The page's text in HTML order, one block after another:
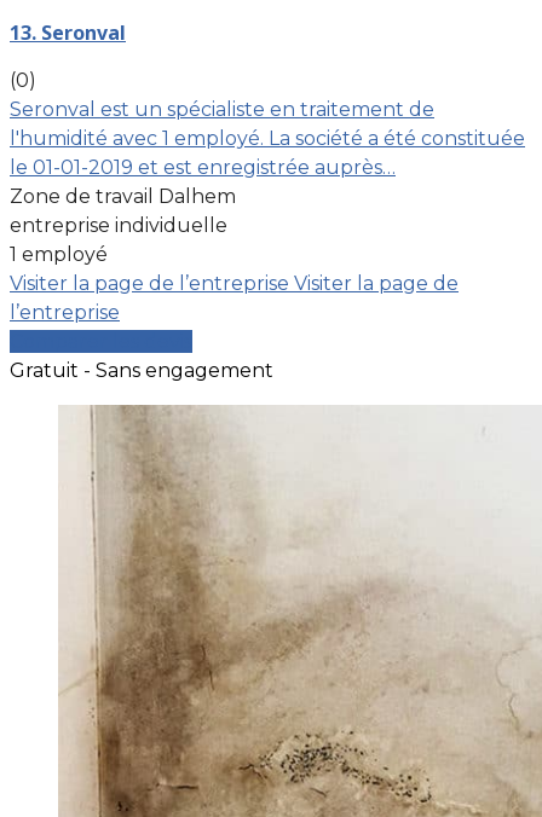
13. Seronval
(0)
Seronval est un spécialiste en traitement de
l'humidité avec 1 employé. La société a été constituée
le 01-01-2019 et est enregistrée auprès…
Zone de travail Dalhem
entreprise individuelle
1 employé
Visiter la page de l’entreprise Visiter la page de
l’entreprise
Gratuit - Sans engagement